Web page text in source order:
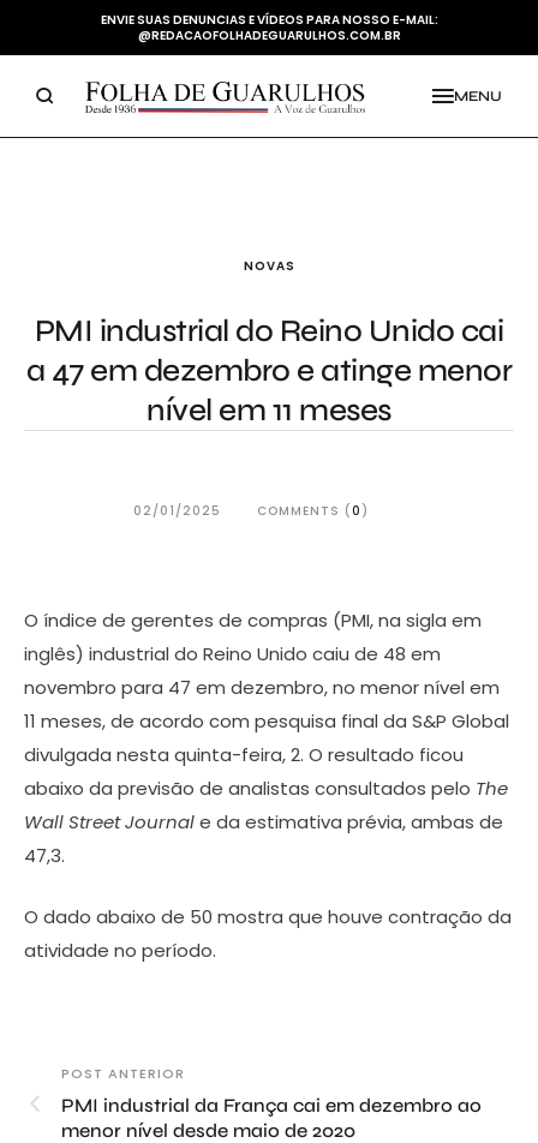
ENVIE SUAS DENUNCIAS E VÍDEOS PARA NOSSO E-MAIL:
@REDACAOFOLHADEGUARULHOS.COM.BR
MENU
NOVAS
PMI industrial do Reino Unido cai
a 47 em dezembro e atinge menor
nível em 11 meses
02/01/2025 COMMENTS (0 )
O índice de gerentes de compras (PMI, na sigla em
inglês) industrial do Reino Unido caiu de 48 em
novembro para 47 em dezembro, no menor nível em
11 meses, de acordo com pesquisa final da S&P Global
divulgada nesta quinta-feira, 2. O resultado ficou
abaixo da previsão de analistas consultados pelo The
Wall Street Journale da estimativa prévia, ambas de
47,3.
O dado abaixo de 50 mostra que houve contração da
atividade no período.
POST ANTERIOR
PMI industrial da França cai em dezembro ao
menor nível desde maio de 2020